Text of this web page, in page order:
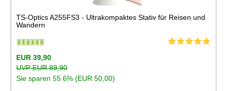
TS-Optics A255FS3 - Ultrakompaktes Stativ für Reisen und
Wandern
EUR 39,90
UVP EUR 89,90
Sie sparen 55.6% (EUR 50,00)